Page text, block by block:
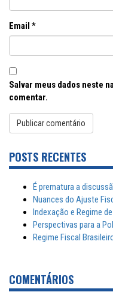
Email *
Salvar meus dados neste
comentar.
POSTS RECENTES
É prematura a
Nuances do Ajuste
Indexação e Regime
Perspectivas para a
Regime Fiscal
COMENTÁRIOS